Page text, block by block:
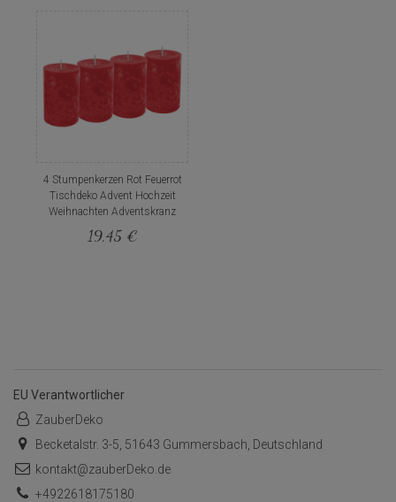
4 Stumpenkerzen Rot Feuerrot
Tischdeko Advent Hochzeit
Weihnachten Adventskranz
19,45 €
EU Verantwortlicher
ZauberDeko
Becketalstr. 3-5, 51643 Gummersbach, Deutschland
kontakt@zauberDeko.de
+4922618175180